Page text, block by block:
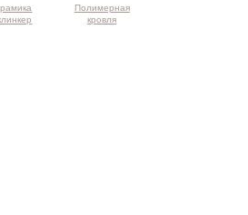
Полимерная
кровля